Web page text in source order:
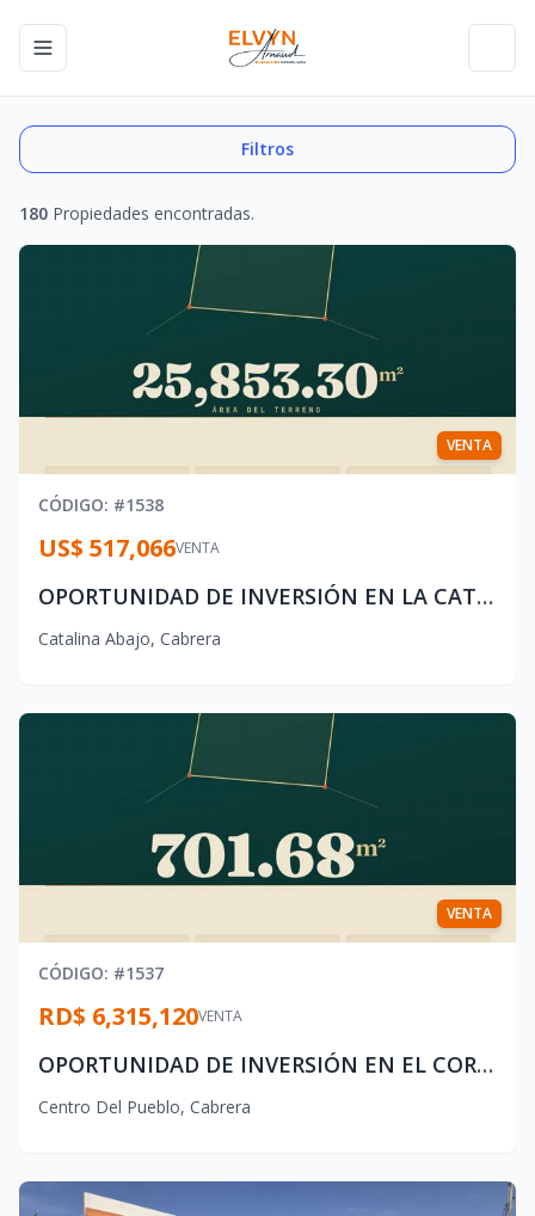
Toggle navigation menu
Filtros
180 Propiedades encontradas.
VENTA
CÓDIGO: #1538
VENTA
US$ 517,066
OPORTUNIDAD DE INVERSIÓN EN LA CATALINA, CABRERA
Catalina Abajo, Cabrera
VENTA
CÓDIGO: #1537
VENTA
RD$ 6,315,120
OPORTUNIDAD DE INVERSIÓN EN EL CORAZÓN DE CABRERA
Centro Del Pueblo, Cabrera